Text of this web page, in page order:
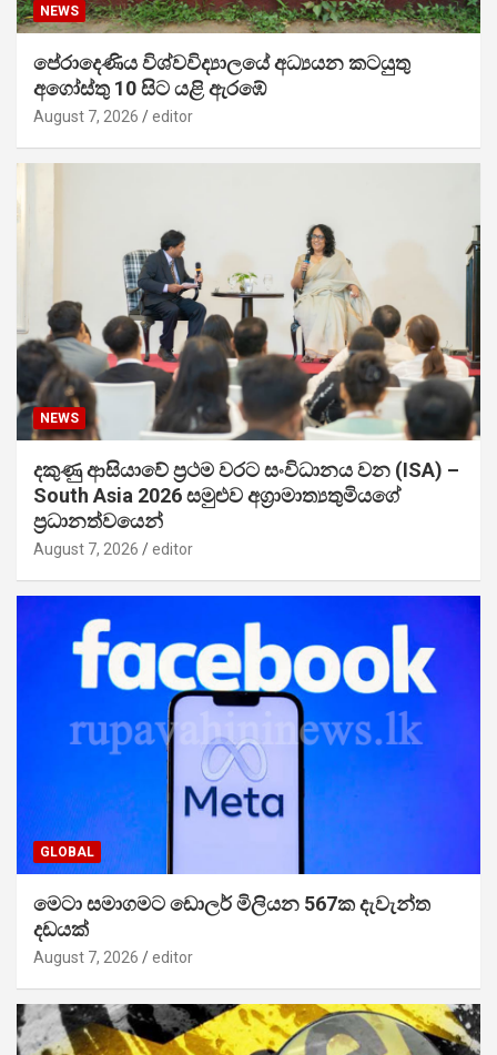
NEWS
පේරාදෙණිය විශ්වවිද්‍යාලයේ අධ්‍යයන කටයුතු
අගෝස්තු 10 සිට යළි ඇරඹේ
August 7, 2026 editor
NEWS
දකුණු ආසියාවේ ප්‍රථම වරට සංවිධානය වන (ISA) –
South Asia 2026 සමුළුව අග්‍රාමාත්‍යතුමියගේ
ප්‍රධානත්වයෙන්
August 7, 2026 editor
GLOBAL
මෙටා සමාගමට ඩොලර් මිලියන 567ක දැවැන්ත
දඩයක්
August 7, 2026 editor